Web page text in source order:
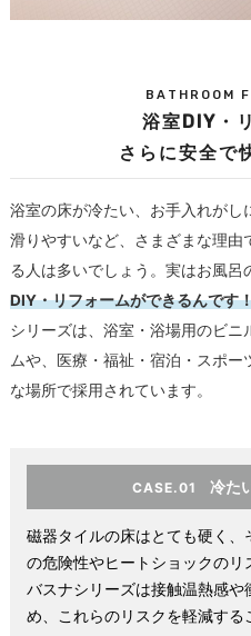
BATHROOM
浴室DIY・
さらに安全で
浴室の床が冷たい、お手入れがし
滑りやすいなど、さまざまな理由
る人は多いでしょう。実はお風呂
DIY・リフォームができるんです
シリーズは、浴室・浴場用のビ
ムや、医療・福祉・宿泊・スポ
な場所で採用されています。
CASE.01 冷た
磁器タイルの床はとても硬く、
の危険性やヒートショックのリ
バスナシリーズは接触温熱感
め、これらのリスクを軽減する